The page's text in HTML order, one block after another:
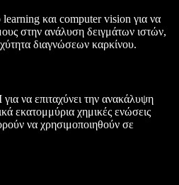
και computer vision για να
στην ανάλυση δειγμάτων ιστών,
διαγνώσεων καρκίνου.
να επιταχύνει την ανακάλυψη
εκατομμύρια χημικές ενώσεις
να χρησιμοποιηθούν σε